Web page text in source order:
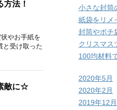
法！
やお手紙を
と受け取った
敵に☆
小さな封
紙袋をリメ
封筒やポチ
クリスマ
100均材料
2020年5月
2020年2月
2019年12月